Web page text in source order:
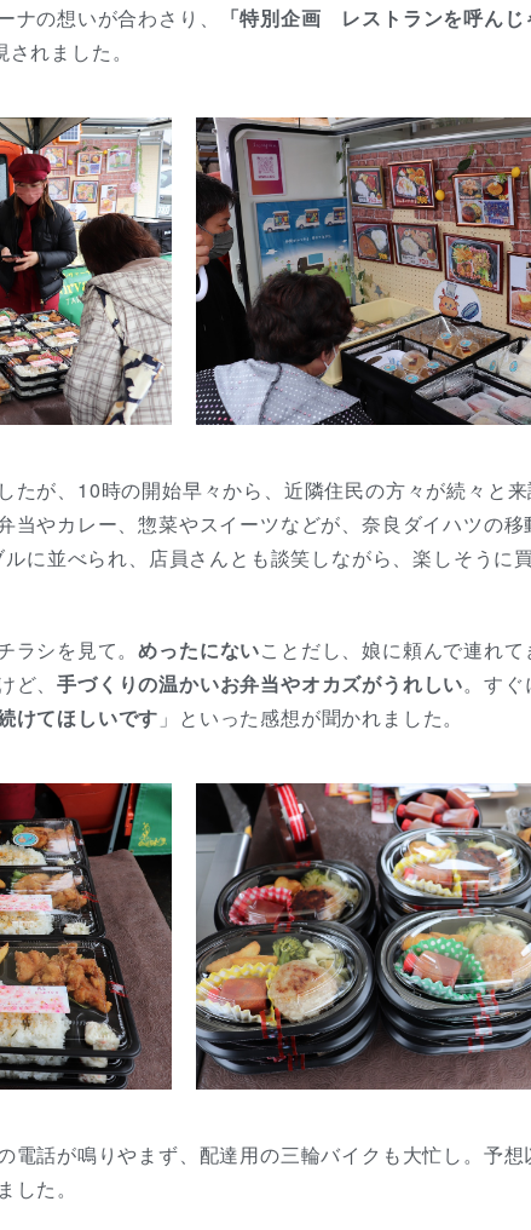
の想いが合わさり、
「特別企画 レストランを呼んじ
れました。
たが、10時の開始早々から、近隣住民の方々が続々と来
当やカレー、惣菜やスイーツなどが、奈良ダイハツの移
に並べられ、店員さんとも談笑しながら、楽しそうに
ラシを見て。めったにないことだし、娘に頼んで連れて
ど、手づくりの温かいお弁当やオカズがうれしい。すぐ
けてほしいです 」といった感想が聞かれました。
話が鳴りやまず、配達用の三輪バイクも大忙し。予想
た。